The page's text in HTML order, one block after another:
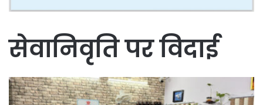
सेवानिवृति पर विदाई